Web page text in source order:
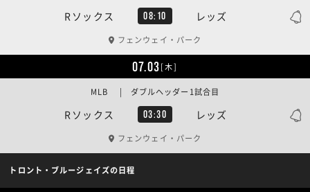
Rソックス 08:10 レッズ
フェンウェイ・パーク
07.03[木]
Rソックス 03:30 レッズ
MLB | ダブルヘッダー1試合目
フェンウェイ・パーク
トロント・ブルージェイズの日程